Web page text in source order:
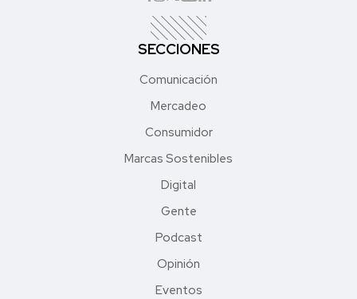
SECCIONES
Comunicación
Mercadeo
Consumidor
Marcas Sostenibles
Digital
Gente
Podcast
Opinión
Eventos